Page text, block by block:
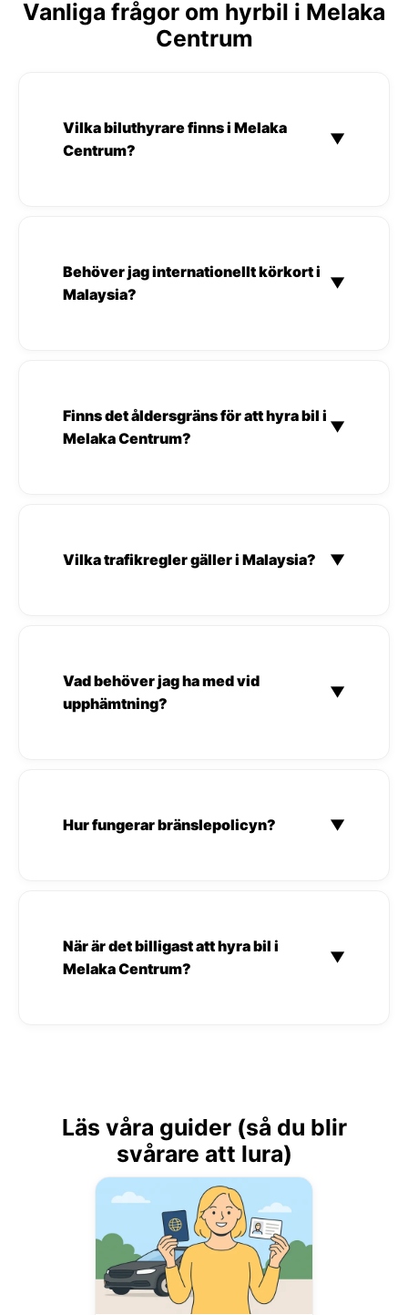
Vanliga frågor om hyrbil i Melaka
Centrum
Vilka biluthyrare finns i Melaka
Centrum?
▼
Behöver jag internationellt körkort i
Malaysia?
▼
Finns det åldersgräns för att hyra bil i
Melaka Centrum?
▼
Vilka trafikregler gäller i Malaysia? ▼
Vad behöver jag ha med vid
upphämtning?
▼
Hur fungerar bränslepolicyn? ▼
När är det billigast att hyra bil i
Melaka Centrum?
▼
Läs våra guider (så du blir
svårare att lura)